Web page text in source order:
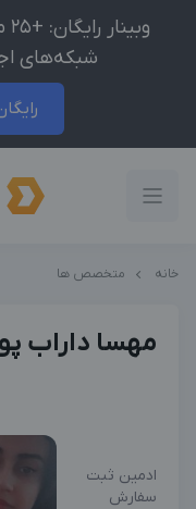
شبکه‌های
رایگان
خانه متخصص ها
مهسا داراب
ادمین ثبت
سفارش